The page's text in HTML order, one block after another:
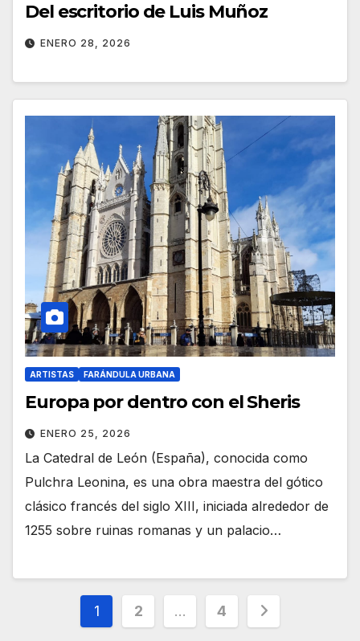
Del escritorio de Luis Muñoz
ENERO 28, 2026
ARTISTAS FARÁNDULA URBANA
Europa por dentro con el Sheris
ENERO 25, 2026
La Catedral de León (España), conocida como
Pulchra Leonina, es una obra maestra del gótico
clásico francés del siglo XIII, iniciada alrededor de
1255 sobre ruinas romanas y un palacio…
Paginación
1 2 … 4